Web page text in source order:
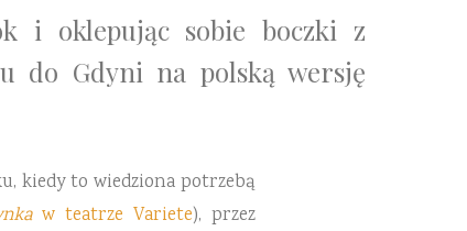
i oklepując sobie boczki z
do Gdyni na polską wersję
kiedy to wiedziona potrzebą
w teatrze Variete), przez